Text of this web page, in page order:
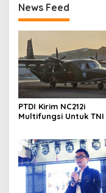
News Feed
PTDI Kirim NC212i
Multifungsi Untuk TNI
Cuaca